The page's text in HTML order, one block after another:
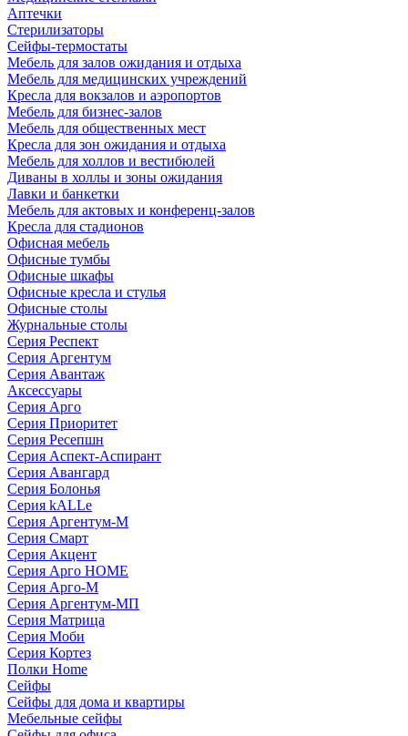
Аптечки
Стерилизаторы
Сейфы-термостаты
Мебель для залов ожидания и отдыха
Мебель для медицинских учреждений
Кресла для вокзалов и аэропортов
Мебель для бизнес-залов
Мебель для общественных мест
Кресла для зон ожидания и отдыха
Мебель для холлов и вестибюлей
Диваны в холлы и зоны ожидания
Лавки и банкетки
Мебель для актовых и конференц-залов
Кресла для стадионов
Офисная мебель
Офисные тумбы
Офисные шкафы
Офисные кресла и стулья
Офисные столы
Журнальные столы
Серия Респект
Серия Аргентум
Серия Авантаж
Аксессуары
Серия Арго
Серия Приоритет
Серия Ресепшн
Серия Аспект-Аспирант
Серия Авангард
Серия Болонья
Серия kALLe
Серия Аргентум-М
Серия Смарт
Серия Акцент
Серия Арго HOME
Серия Арго-М
Серия Аргентум-МП
Серия Матрица
Серия Моби
Серия Кортез
Полки Home
Сейфы
Сейфы для дома и квартиры
Мебельные сейфы